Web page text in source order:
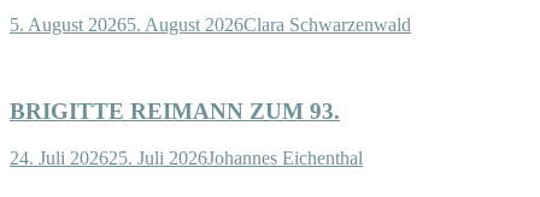
5. August 20265. August 2026Clara Schwarzenwald
BRIGITTE REIMANN ZUM 93.
24. Juli 202625. Juli 2026Johannes Eichenthal